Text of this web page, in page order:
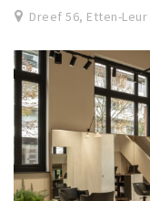
Dreef 56, Etten-Leur